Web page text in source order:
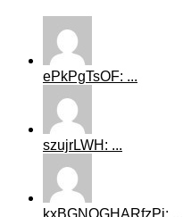
ePkPgTsOF: ...
szujrLWH: ...
kxBGNQGHARfzPi: ...